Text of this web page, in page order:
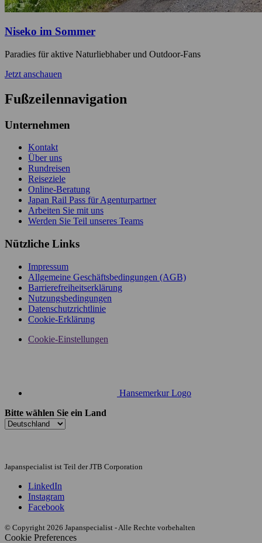
Niseko im Sommer
Paradies für aktive Naturliebhaber und Outdoor-Fans
Jetzt anschauen
Fußzeilennavigation
Unternehmen
Kontakt
Über uns
Rundreisen
Reiseziele
Online-Beratung
Japan Rail Pass für Agenturpartner
Arbeiten Sie mit uns
Werden Sie Teil unseres Teams
Nützliche Links
Impressum
Allgemeine Geschäftsbedingungen (AGB)
Barrierefreiheitserklärung
Nutzungsbedingungen
Datenschutzrichtlinie
Cookie-Erklärung
Cookie-Einstellungen
Hansemerkur Logo
Bitte wählen Sie ein Land
Japanspecialist ist Teil der JTB Corporation
LinkedIn
Instagram
Facebook
© Copyright 2026 Japanspecialist - Alle Rechte vorbehalten
Cookie Preferences